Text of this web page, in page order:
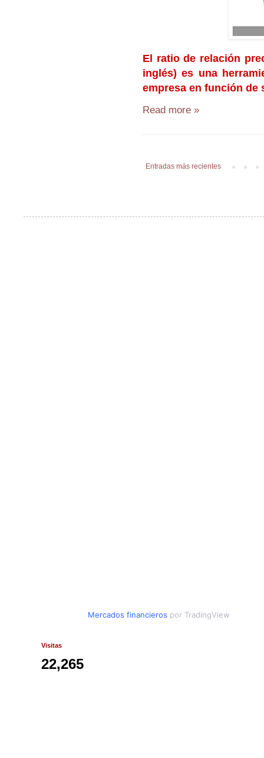
El ratio de relación
inglés) es una
empresa en función de
Read more »
Entradas más recientes
Mercados financieros por TradingView
Visitas
22,265